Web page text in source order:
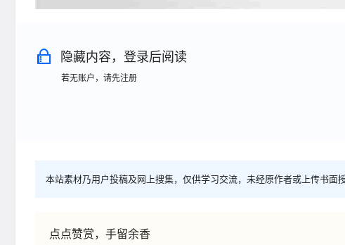
隐藏内容，登录后阅读
若无账户，请先注册
本站素材乃用户投稿及网上搜集，仅供学习交流，未经原作者或上传书面
点点赞赏，手留余香